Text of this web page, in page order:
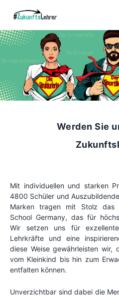
Inhalt
springen
Werden Sie
Mit individuellen und starken
4800 Schüler und
Marken tragen mit Stolz das
School Germany, das für
Wir setzen uns für
Lehrkräfte und eine
diese Weise gewährleisten wir,
vom Kleinkind bis hin zum
entfalten können.
Unverzichtbar sind dabei die